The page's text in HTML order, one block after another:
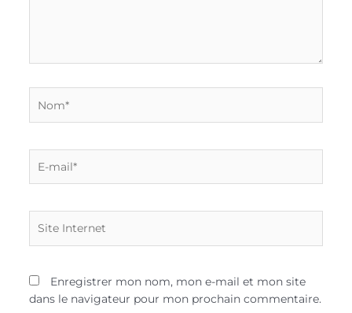
mail*
Internet
Enregistrer mon nom, mon e-mail et mon site
dans le navigateur pour mon prochain commentaire.